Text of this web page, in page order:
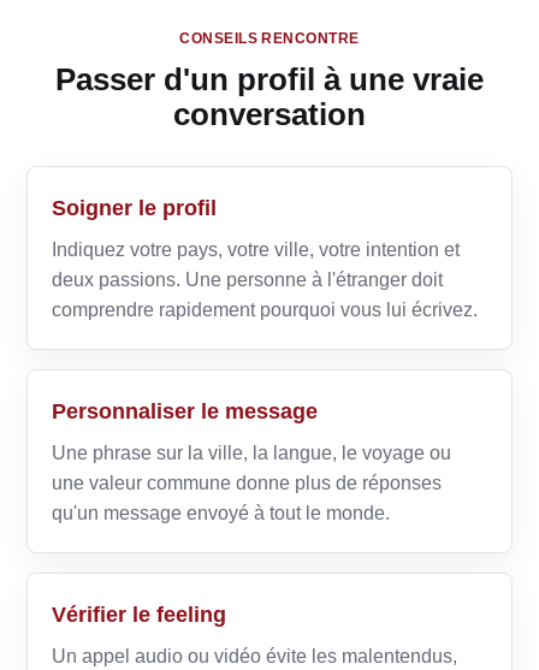
CONSEILS RENCONTRE
Passer d'un profil à une vraie
conversation
Soigner le profil
Indiquez votre pays, votre ville, votre intention et
deux passions. Une personne à l'étranger doit
comprendre rapidement pourquoi vous lui écrivez.
Personnaliser le message
Une phrase sur la ville, la langue, le voyage ou
une valeur commune donne plus de réponses
qu'un message envoyé à tout le monde.
Vérifier le feeling
Un appel audio ou vidéo évite les malentendus,